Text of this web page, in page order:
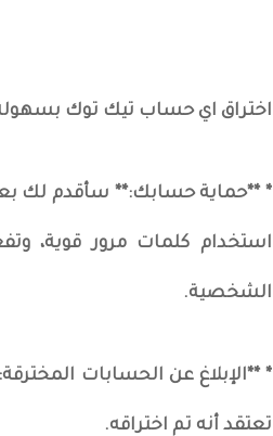
اختراق اي حساب تيك توك
* **حماية حسابك:** سأقدم لك
استخدام كلمات مرور قوية،
الشخصية.
* **الإبلاغ عن الحسابات
تعتقد أنه تم اختراقه.